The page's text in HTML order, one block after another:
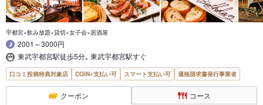
宇都宮×飲み放題×貸切×女子会×居酒屋
2001～3000円
東武宇都宮駅徒歩5分｡ 東武宇都宮駅すぐ
口コミ投稿特典対象店 COIN+支払い可 スマート支払い可 適格請求書発行事業者
クーポン コース